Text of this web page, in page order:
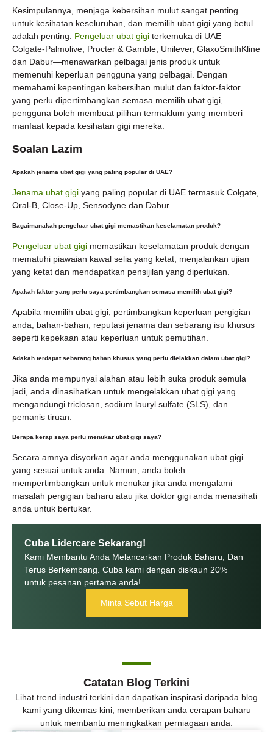
Kesimpulannya, menjaga kebersihan mulut sangat penting
untuk kesihatan keseluruhan, dan memilih ubat gigi yang betul
adalah penting. Pengeluar ubat gigi terkemuka di UAE—
Colgate-Palmolive, Procter & Gamble, Unilever, GlaxoSmithKline
dan Dabur—menawarkan pelbagai jenis produk untuk
memenuhi keperluan pengguna yang pelbagai. Dengan
memahami kepentingan kebersihan mulut dan faktor-faktor
yang perlu dipertimbangkan semasa memilih ubat gigi,
pengguna boleh membuat pilihan termaklum yang memberi
manfaat kepada kesihatan gigi mereka.
Soalan Lazim
Apakah jenama ubat gigi yang paling popular di UAE?
Jenama ubat gigi yang paling popular di UAE termasuk Colgate,
Oral-B, Close-Up, Sensodyne dan Dabur.
Bagaimanakah pengeluar ubat gigi memastikan keselamatan produk?
Pengeluar ubat gigi memastikan keselamatan produk dengan
mematuhi piawaian kawal selia yang ketat, menjalankan ujian
yang ketat dan mendapatkan pensijilan yang diperlukan.
Apakah faktor yang perlu saya pertimbangkan semasa memilih ubat gigi?
Apabila memilih ubat gigi, pertimbangkan keperluan pergigian
anda, bahan-bahan, reputasi jenama dan sebarang isu khusus
seperti kepekaan atau keperluan untuk pemutihan.
Adakah terdapat sebarang bahan khusus yang perlu dielakkan dalam ubat gigi?
Jika anda mempunyai alahan atau lebih suka produk semula
jadi, anda dinasihatkan untuk mengelakkan ubat gigi yang
mengandungi triclosan, sodium lauryl sulfate (SLS), dan
pemanis tiruan.
Berapa kerap saya perlu menukar ubat gigi saya?
Secara amnya disyorkan agar anda menggunakan ubat gigi
yang sesuai untuk anda. Namun, anda boleh
mempertimbangkan untuk menukar jika anda mengalami
masalah pergigian baharu atau jika doktor gigi anda menasihati
anda untuk bertukar.
Cuba Lidercare Sekarang!
Kami Membantu Anda Melancarkan Produk Baharu, Dan
Terus Berkembang. Cuba kami dengan diskaun 20%
untuk pesanan pertama anda!
Minta Sebut Harga
Catatan Blog Terkini
Lihat trend industri terkini dan dapatkan inspirasi daripada blog
kami yang dikemas kini, memberikan anda cerapan baharu
untuk membantu meningkatkan perniagaan anda.